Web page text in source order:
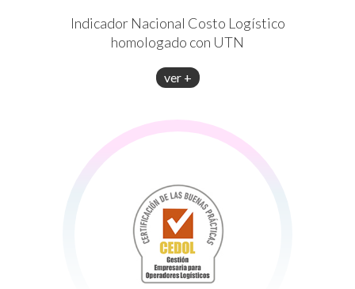
Indicador Nacional Costo Logístico
homologado con UTN
ver +